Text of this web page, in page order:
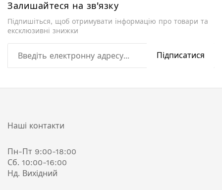
Залишайтеся на зв'язку
Підпишіться, щоб отримувати інформацію про товари та
ексклюзивні знижки
Підписатися
Наші контакти
Пн-Пт 9:00-18:00
Сб. 10:00-16:00
Нд. Вихідний